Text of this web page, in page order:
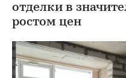
отделки в
ростом цен